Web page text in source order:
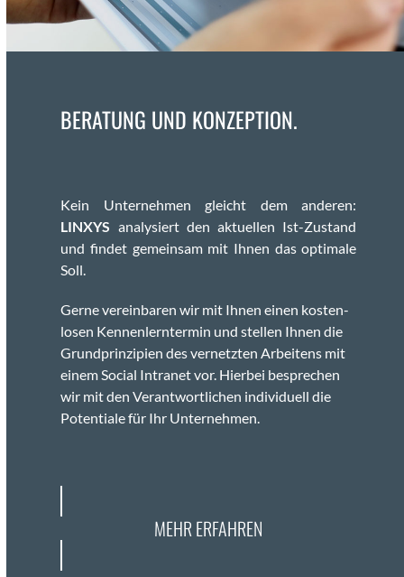
BERATUNG UND KONZEPTION.
Kein Unternehmen gle­icht dem anderen:
LINXYS analysiert den aktuellen Ist-Zus­tand
und find­et gemein­sam mit Ihnen das opti­male
Soll.
Gerne vere­in­baren wir mit Ihnen einen kosten­
losen Ken­nen­lern­ter­min und stellen Ihnen die
Grund­prinzip­i­en des ver­net­zten Arbeit­ens mit
einem Social Intranet vor. Hier­bei besprechen
wir mit den Ver­ant­wortlichen indi­vidu­ell die
Poten­tiale für Ihr Unternehmen.
MEHR ERFAHREN